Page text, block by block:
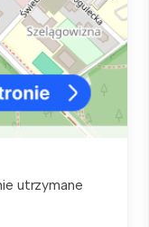
utrzymane